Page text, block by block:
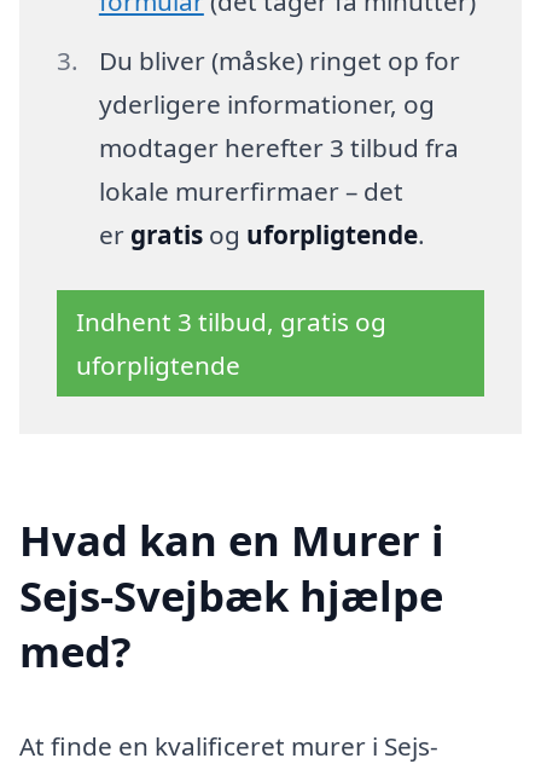
Du bliver (måske) ringet op for
yderligere informationer, og
modtager herefter 3 tilbud fra
lokale murerfirmaer – det
er gratisog uforpligtende.
Indhent 3 tilbud, gratis og
uforpligtende
Hvad kan en Murer i
Sejs-Svejbæk hjælpe
med?
At finde en kvalificeret murer i Sejs-